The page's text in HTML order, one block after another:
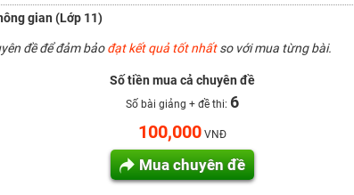
gian (Lớp 11)
đề để đảm bảođạt kết quả tốt nhấtso với mua từng bài.
Số tiền mua cả chuyên đề
Số bài giảng + đề thi: 6
100,000 VNĐ
Mua chuyên đề